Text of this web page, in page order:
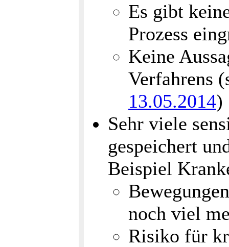
Es gibt
Prozess
Keine
Verfahrens
13.05.2014)
Sehr viele
gespeichert
Beispiel
noch viel
Risiko für